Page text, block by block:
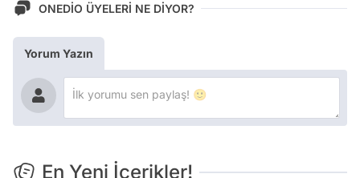
ONEDİO ÜYELERİ NE DİYOR?
Yorum Yazın
En Yeni İçerikler!